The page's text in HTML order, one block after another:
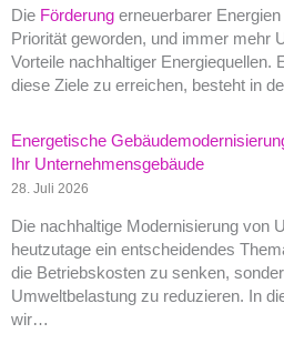
Die Förderung erneuerbarer
Priorität geworden, und immer mehr
Vorteile nachhaltiger Energiequellen.
diese Ziele zu erreichen, besteht in
Energetische
Ihr Unternehmensgebäude
28. Juli 2026
Die nachhaltige Modernisierung von
heutzutage ein entscheidendes
die Betriebskosten zu senken,
Umweltbelastung zu reduzieren. In
wir…